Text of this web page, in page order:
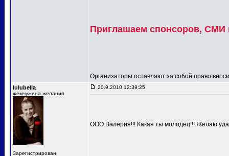
Приглашаем спонсоров, СМИ
Организаторы оставляют за собой право
lulubella
жемчужина желания
Зарегистрирован:
20.9.2010 12:39:25
ООО Валерия!!! Какая ты молодец!!! Желаю